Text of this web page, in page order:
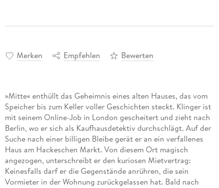
Merken Empfehlen Bewerten
»Mitte« enthüllt das Geheimnis eines alten Hauses, das vom
Speicher bis zum Keller voller Geschichten steckt. Klinger ist
mit seinem Online-Job in London gescheitert und zieht nach
Berlin, wo er sich als Kaufhausdetektiv durchschlägt. Auf der
Suche nach einer billigen Bleibe gerät er an ein verfallenes
Haus am Hackeschen Markt. Von diesem Ort magisch
angezogen, unterschreibt er den kuriosen Mietvertrag:
Keinesfalls darf er die Gegenstände anrühren, die sein
Vormieter in der Wohnung zurückgelassen hat. Bald nach